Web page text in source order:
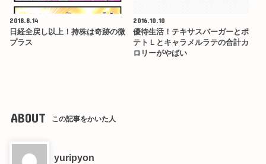
2018.8.14
日経全戻し以上！持株は奇跡の微
プラス
2016.10.10
優待生活！テキサスバーガーとポ
テトＬとキャラメルラテの合計カ
ロリーがやばい
ABOUT この記事をかいた人
yuripyon